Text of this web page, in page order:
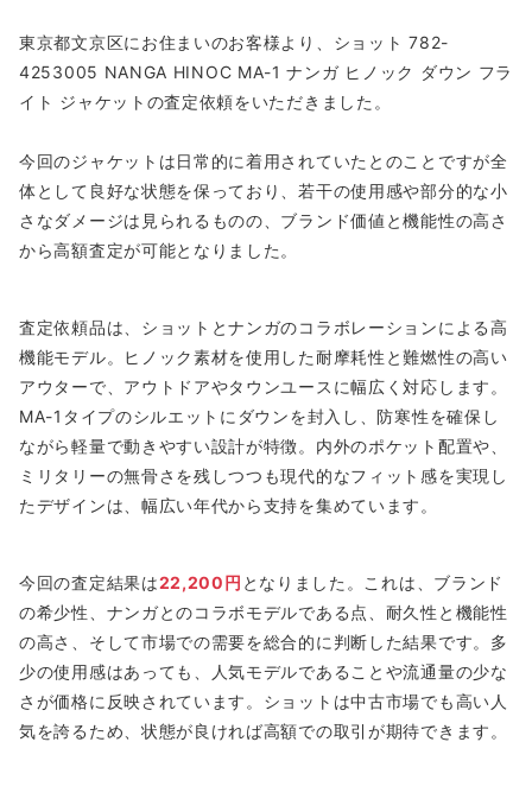
東京都文京区にお住まいのお客様より、ショット 782-
4253005 NANGA HINOC MA-1 ナンガ ヒノック ダウン フラ
イト ジャケットの査定依頼をいただきました。
今回のジャケットは日常的に着用されていたとのことですが全
体として良好な状態を保っており、若干の使用感や部分的な小
さなダメージは見られるものの、ブランド価値と機能性の高さ
から高額査定が可能となりました。
査定依頼品は、ショットとナンガのコラボレーションによる高
機能モデル。ヒノック素材を使用した耐摩耗性と難燃性の高い
アウターで、アウトドアやタウンユースに幅広く対応します。
MA-1タイプのシルエットにダウンを封入し、防寒性を確保し
ながら軽量で動きやすい設計が特徴。内外のポケット配置や、
ミリタリーの無骨さを残しつつも現代的なフィット感を実現し
たデザインは、幅広い年代から支持を集めています。
今回の査定結果は22,200円 となりました。これは、ブランド
の希少性、ナンガとのコラボモデルである点、耐久性と機能性
の高さ、そして市場での需要を総合的に判断した結果です。多
少の使用感はあっても、人気モデルであることや流通量の少な
さが価格に反映されています。ショットは中古市場でも高い人
気を誇るため、状態が良ければ高額での取引が期待できます。